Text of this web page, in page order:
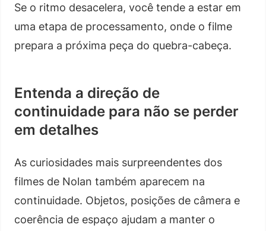
Se o ritmo desacelera, você tende a estar em
uma etapa de processamento, onde o filme
prepara a próxima peça do quebra-cabeça.
Entenda a direção de
continuidade para não se perder
em detalhes
As curiosidades mais surpreendentes dos
filmes de Nolan também aparecem na
continuidade. Objetos, posições de câmera e
coerência de espaço ajudam a manter o